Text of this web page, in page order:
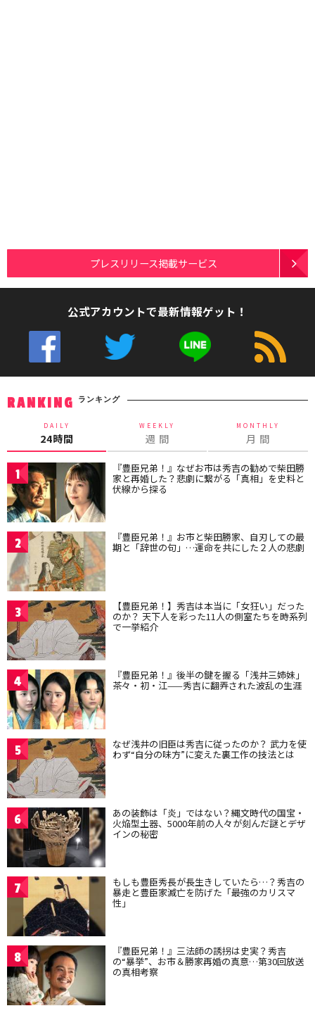
プレスリリース掲載サービス
公式アカウントで最新情報ゲット！
RANKING ランキング
DAILY
24時間
WEEKLY
週 間
MONTHLY
月 間
1 『豊臣兄弟！』なぜお市は秀吉の勧めで柴田勝
家と再婚した？悲劇に繋がる「真相」を史料と
伏線から探る
2 『豊臣兄弟！』お市と柴田勝家、自刃しての最
期と「辞世の句」…運命を共にした２人の悲劇
3 【豊臣兄弟！】秀吉は本当に「女狂い」だった
のか？ 天下人を彩った11人の側室たちを時系列
で一挙紹介
4 『豊臣兄弟！』後半の鍵を握る「浅井三姉妹」
茶々・初・江——秀吉に翻弄された波乱の生涯
5 なぜ浅井の旧臣は秀吉に従ったのか？ 武力を使
わず“自分の味方”に変えた裏工作の技法とは
6 あの装飾は「炎」ではない？縄文時代の国宝・
火焔型土器、5000年前の人々が刻んだ謎とデザ
インの秘密
7 もしも豊臣秀長が長生きしていたら…？秀吉の
暴走と豊臣家滅亡を防げた「最強のカリスマ
性」
8 『豊臣兄弟！』三法師の誘拐は史実？秀吉
の“暴挙”、お市＆勝家再婚の真意…第30回放送
の真相考察